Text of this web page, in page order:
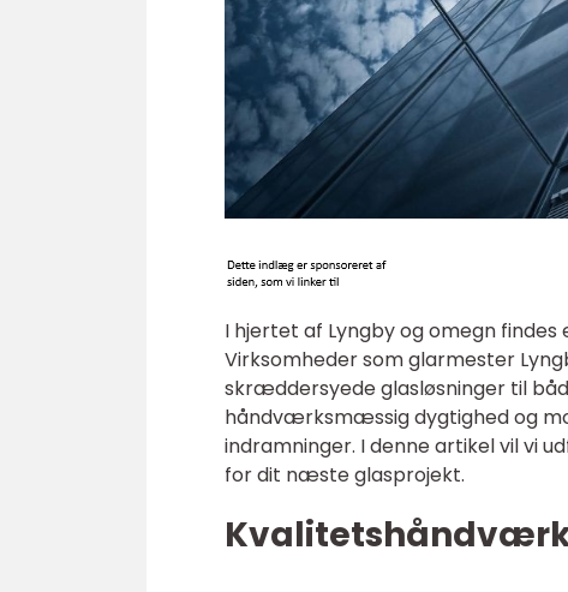
I hjertet af Lyngby og omegn
Virksomheder som glarmester
skræddersyede glasløsninger til
håndværksmæssig dygtighed og
indramninger. I denne artikel vil vi
for dit næste glasprojekt.